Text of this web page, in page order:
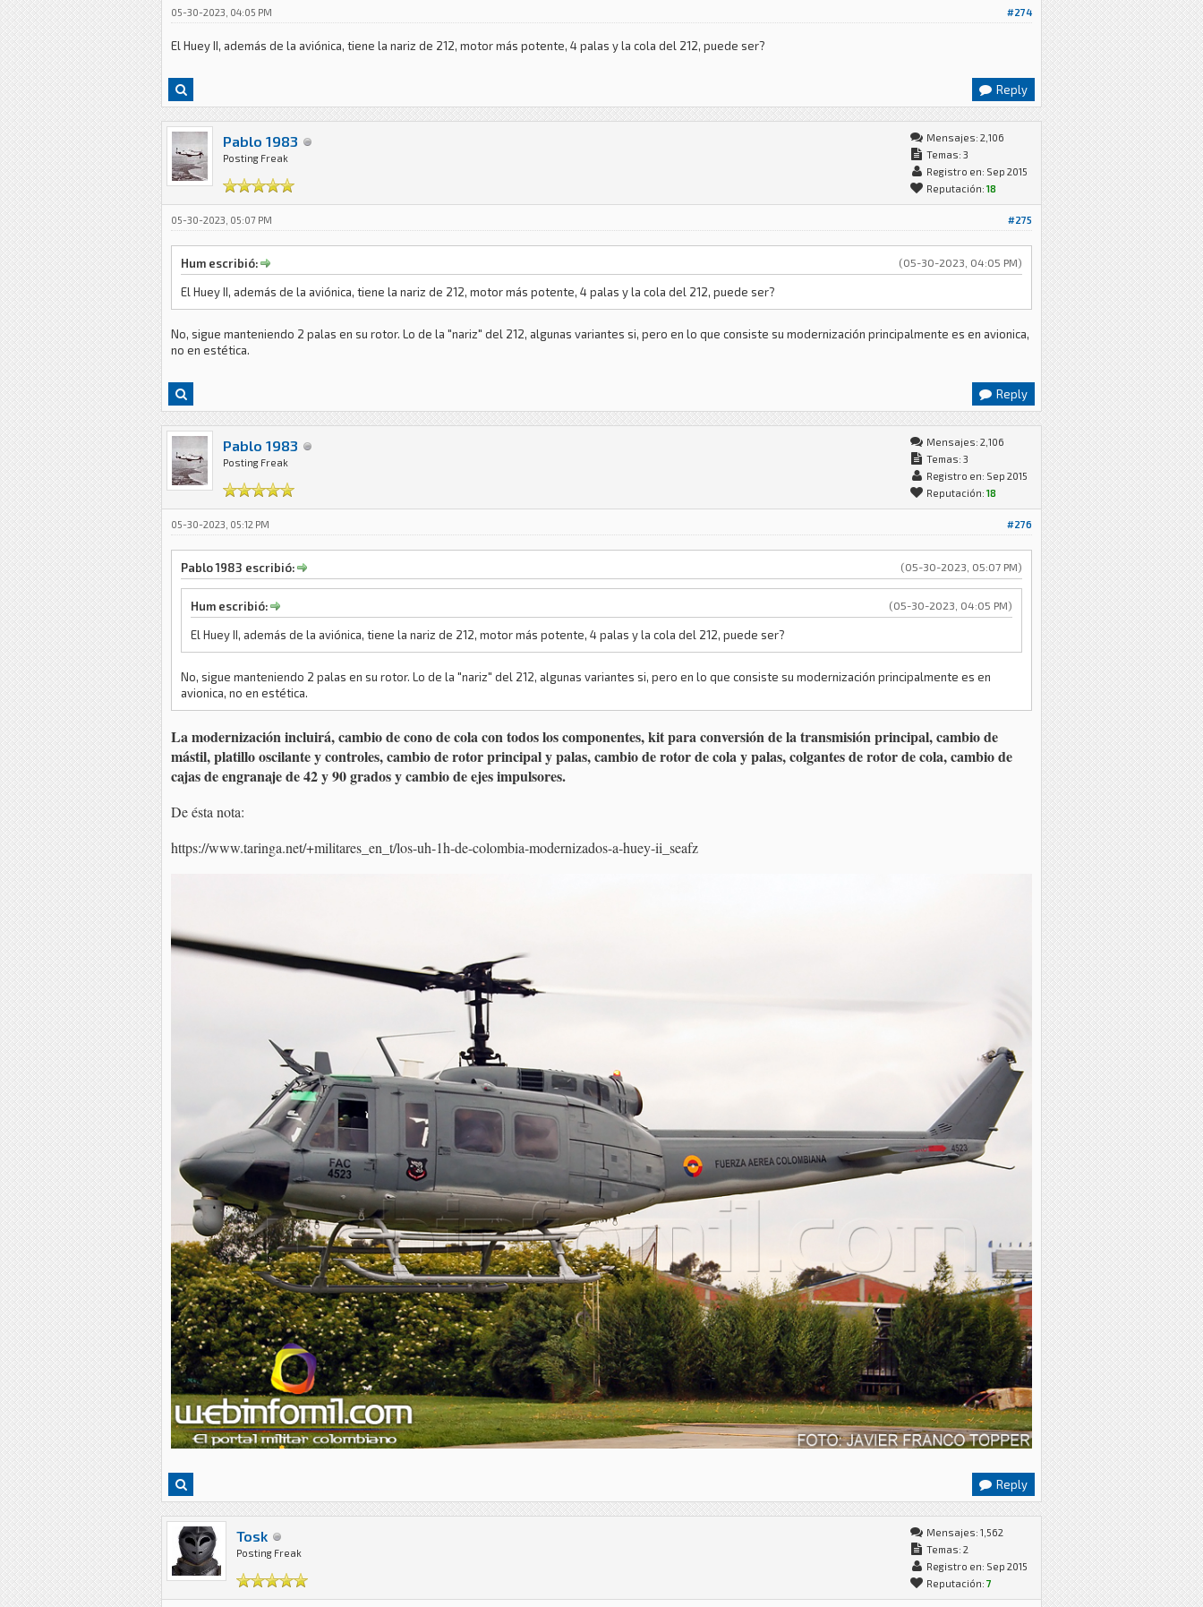
#274
05-30-2023, 04:05 PM
El Huey II, además de la aviónica, tiene la nariz de 212, motor más potente, 4 palas y la cola del 212, puede ser?
Reply
Pablo 1983
Posting Freak
Mensajes: 2,106
Temas: 3
Registro en: Sep 2015
Reputación: 18
#275
05-30-2023, 05:07 PM
(05-30-2023, 04:05 PM)
Hum escribió:
El Huey II, además de la aviónica, tiene la nariz de 212, motor más potente, 4 palas y la cola del 212, puede ser?
No, sigue manteniendo 2 palas en su rotor. Lo de la "nariz" del 212, algunas variantes si, pero en lo que consiste su modernización principalmente es en avionica,
no en estética.
Reply
Pablo 1983
Posting Freak
Mensajes: 2,106
Temas: 3
Registro en: Sep 2015
Reputación: 18
#276
05-30-2023, 05:12 PM
(05-30-2023, 05:07 PM)
Pablo 1983 escribió:
(05-30-2023, 04:05 PM)
Hum escribió:
El Huey II, además de la aviónica, tiene la nariz de 212, motor más potente, 4 palas y la cola del 212, puede ser?
No, sigue manteniendo 2 palas en su rotor. Lo de la "nariz" del 212, algunas variantes si, pero en lo que consiste su modernización principalmente es en
avionica, no en estética.
La modernización incluirá, cambio de cono de cola con todos los componentes, kit para conversión de la transmisión principal, cambio de
mástil, platillo oscilante y controles, cambio de rotor principal y palas, cambio de rotor de cola y palas, colgantes de rotor de cola, cambio de
cajas de engranaje de 42 y 90 grados y cambio de ejes impulsores.
De ésta nota:
https://www.taringa.net/+militares_en_t/los-uh-1h-de-colombia-modernizados-a-huey-ii_seafz
Reply
Tosk
Posting Freak
Mensajes: 1,562
Temas: 2
Registro en: Sep 2015
Reputación: 7